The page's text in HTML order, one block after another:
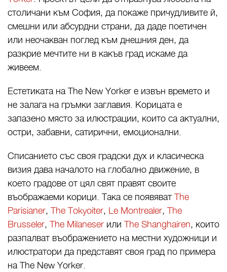
столичани към София, да покаже причудливите й,
смешни или абсурдни страни, да даде поетичен
или неочакван поглед към днешния ден, да
разкрие мечтите ни в какъв град искаме да
живеем.
Естетиката на The New Yorker е извън времето и
не залага на гръмки заглавия. Корицата е
запазено място за илюстрации, които са актуални,
остри, забавни, сатирични, емоционални.
Списанието със своя градски дух и класическа
визия дава началото на глобално движение, в
което градове от цял свят правят своите
въображаеми корици. Така се появяват The
Parisianer, The Tokyoiter, Le Montrealer, The
Brusseler, The Milaneser или The Shanghairen, които
разпалват въображението на местни художници и
илюстратори да представят своя град по примера
на The New Yorker.